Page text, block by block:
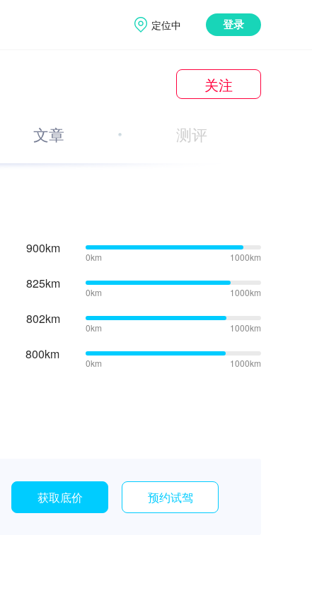
定位中 登录
关注
文章 测评
900km
0km 1000km
825km
0km 1000km
802km
0km 1000km
800km
0km 1000km
获取底价 预约试驾